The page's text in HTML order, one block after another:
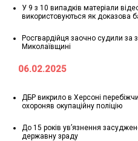
У 9 з 10 випадків матеріали
використовуються як доказова
Росгвардійця заочно судили за
Миколаївщині
06.02.2025
ДБР викрило в Херсоні
охороняв окупаційну поліцію
До 15 років ув’язнення
державну зраду